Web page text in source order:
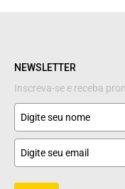
NEWSLETTER
Inscreva-se e receba